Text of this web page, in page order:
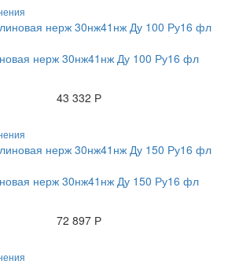
нерж 30нж41нж Ду 100 Ру16 фл
43 332 Р
нерж 30нж41нж Ду 150 Ру16 фл
72 897 Р